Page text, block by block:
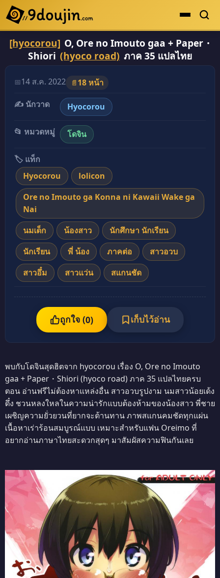
ดูเยอะสุด
คะแนนเยอะสุด
โดจินรูปสี
ระดับตำนาน
ยอดนิยม
[hyocorou] O, Ore no Imouto gaa + Paper・
Shiori (hyoco road) ภาค 35 แปลไทย
📅14 ส.ค. 2022 📄 18 หน้า
✍️ นักวาด
Hyocorou
📂 หมวดหมู่ โดจิน
🏷️ แท็ก
Hyocorou
lolicon
Ore no Imouto ga Konna ni Kawaii Wake ga
Nai
นมเด็ก
น้องสาว
นักศึกษา นักเรียน
นักเรียน
พี่ น้อง ภาคต่อ
สาวอวบ
สาวอึ๋ม
สาวแว่น สแกนชัด
ถูกใจ (0) เก็บไว้อ่าน
พบกับโดจินสุดฮิตจาก hyocorou เรื่อง O, Ore no Imouto
gaa + Paper・Shiori (hyoco road) ภาค 35 แปลไทยครบ
ตอน อ่านฟรีไม่ต้องหาแหล่งอื่น สาวอวบรูปงาม นมสาวน้อยเด้ง
ดึ๋ง ชวนหลงใหลในความน่ารักแบบต้องห้ามของน้องสาว พี่ชาย
เผชิญความยั่วยวนที่ยากจะต้านทาน ภาพสแกนคมชัดทุกแผ่น
เนื้อหาเร่าร้อนสมบูรณ์แบบ เหมาะสำหรับแฟน Oreimo ที่
อยากอ่านภาษาไทยสะดวกสุดๆ มาสัมผัสความฟินกันเลย